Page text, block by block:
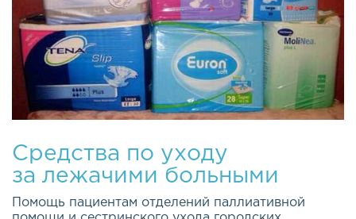
Средства по уходу
за лежачими больными
Помощь пациентам отделений паллиативной